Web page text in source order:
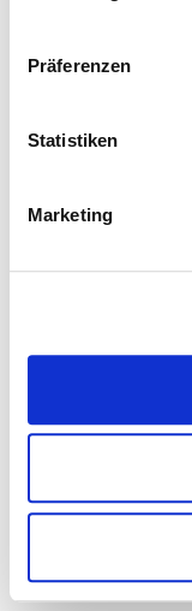
Präferenzen
Statistiken
Marketing